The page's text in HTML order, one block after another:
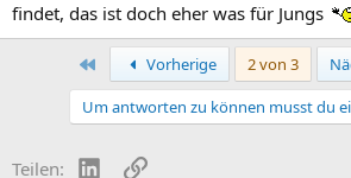
findet, das ist doch eher was für Jungs
Erste Vorherige 2 von 3
Um antworten zu können musst du
Teilen: LinkedInLink